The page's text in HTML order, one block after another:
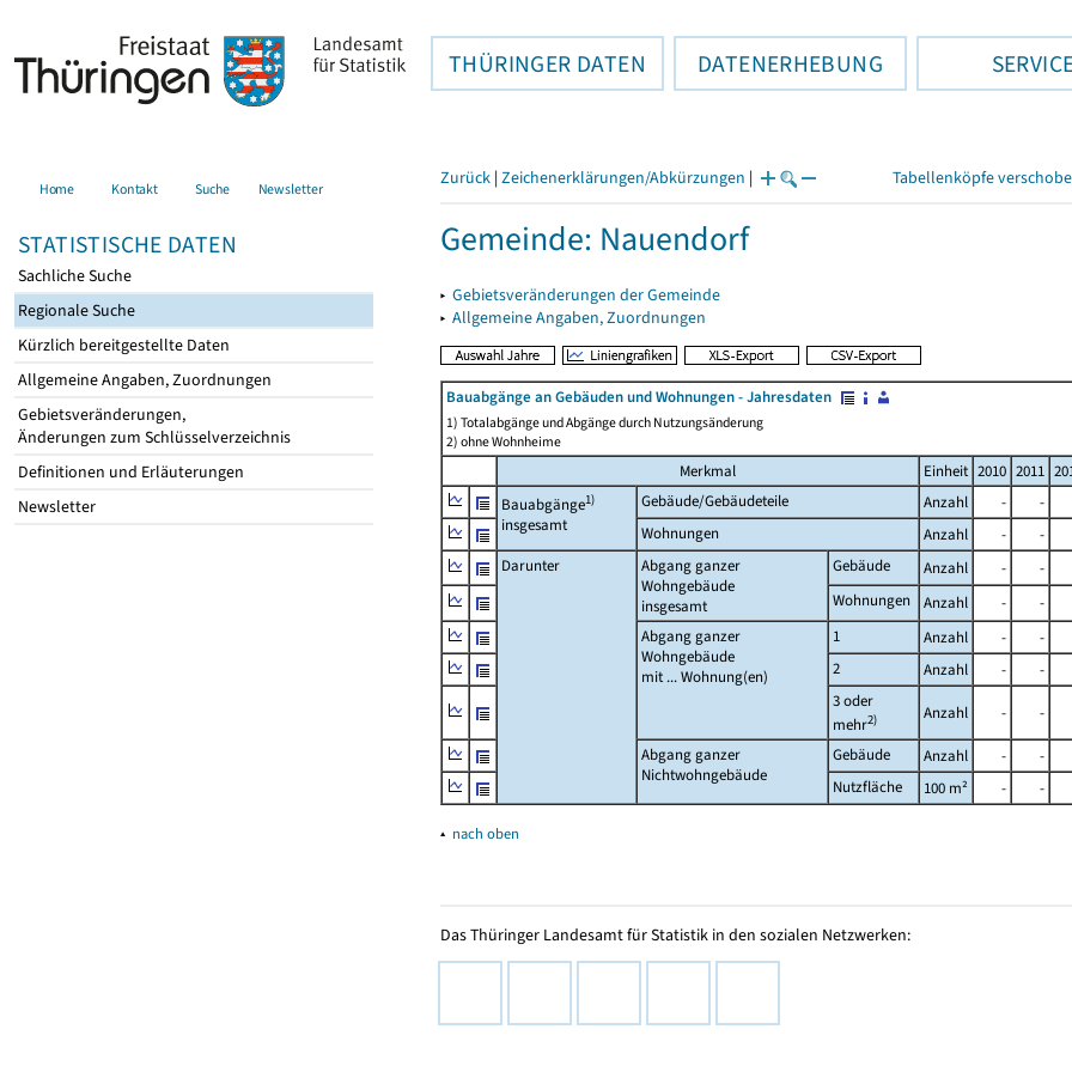
THÜRINGER DATEN DATENERHEBUNG
Home Kontakt Suche Newsletter
STATISTISCHE DATEN
Sachliche Suche
Regionale Suche
Kürzlich bereitgestellte Daten
Allgemeine Angaben, Zuordnungen
Gebietsveränderungen,
Änderungen zum Schlüsselverzeichnis
Definitionen und Erläuterungen
Newsletter
Zurück | Zeichenerklärungen/Abkürzungen | Tabellenköpfe
Gemeinde: Nauendorf
▸ Gebietsveränderungen der Gemeinde
▸ Allgemeine Angaben, Zuordnungen
Bauabgänge an Gebäuden und Wohnungen - Jahresdaten
1) Totalabgänge und Abgänge durch Nutzungsänderung
2) ohne Wohnheime
Merkmal Einheit 2010 2011
Bauabgänge1)
insgesamt
Gebäude/Gebäudeteile Anzahl - -
Wohnungen
Anzahl - -
Darunter
Abgang ganzer
Wohngebäude
insgesamt
Gebäude Anzahl - -
Wohnungen
Anzahl - -
Abgang ganzer
Wohngebäude
mit ... Wohnung(en)
1 Anzahl - -
2
Anzahl - -
3 oder
mehr2) Anzahl - -
Abgang ganzer
Nichtwohngebäude
Gebäude Anzahl - -
Nutzfläche
100 m² - -
▴ nach oben
Das Thüringer Landesamt für Statistik in den sozialen Netzwerken: